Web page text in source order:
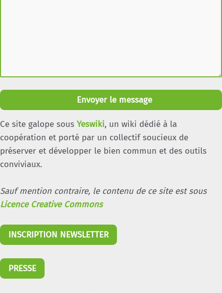
Envoyer le message
Ce site galope sous Yeswiki, un wiki dédié à la
coopération et porté par un collectif soucieux de
préserver et développer le bien commun et des outils
conviviaux.
Sauf mention contraire, le contenu de ce site est sous
Licence Creative Commons
INSCRIPTION NEWSLETTER
PRESSE